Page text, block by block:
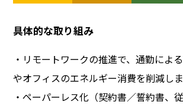
具体的な取り組み
・リモートワークの推進で、通勤によ
やオフィスのエネルギー消費を削減し
・ペーパーレス化（契約書／誓約書、